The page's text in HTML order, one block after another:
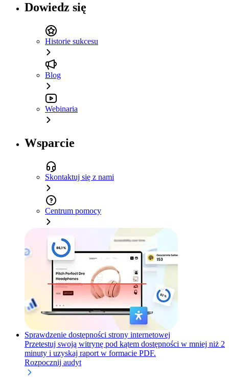
Dowiedz się
Historie sukcesu
Blog
Webinaria
Wsparcie
Skontaktuj się z nami
Centrum pomocy
Sprawdzenie dostępności strony internetowej
Przetestuj swoją witrynę pod kątem dostępności w mniej niż 2
minuty i uzyskaj raport w formacie PDF.
Rozpocznij audyt